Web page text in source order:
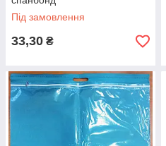
Під замовлення
33,30 ₴